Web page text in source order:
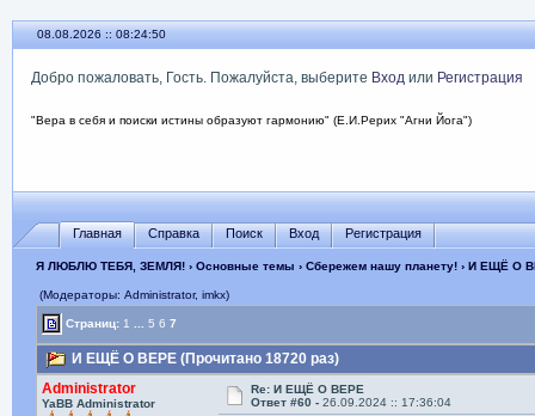
08.08.2026 :: 08:24:51
Добро пожаловать, Гость. Пожалуйста, выберите Входили Регистрация
"Вера в себя и поиски истины образуют гармонию" (Е.И.Рерих "Агни Йога")
Главная Справка Поиск Вход Регистрация
Я ЛЮБЛЮ ТЕБЯ, ЗЕМЛЯ!› Основные темы › Сбережем нашу планету!› И ЕЩЁ О
(Модераторы: Administrator, imkx)
Страниц: 1 5 6 7
И ЕЩЁ О ВЕРЕ (Прочитано 18720 раз)
Administrator
YaBB Administrator
Re: И ЕЩЁ О ВЕРЕ
Ответ #60 -26.09.2024 :: 17:36:04